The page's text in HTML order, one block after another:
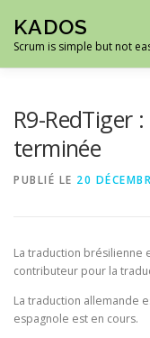
contenu
KADOS
Scrum is simple but not
R9-RedTiger
terminée
PUBLIÉ LE 20
La traduction brésilienne
contributeur pour la
La traduction allemande
espagnole est en cours.